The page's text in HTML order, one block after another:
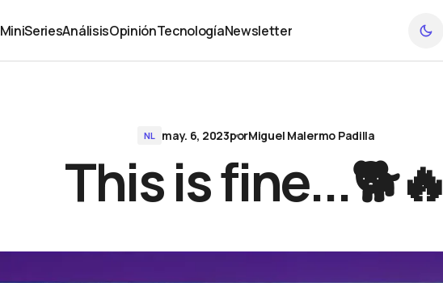
MiniSeriesAnálisisOpiniónTecnologíaNewsletter
NL may. 6, 2023porMiguel Malermo Padilla
This is fine...🐕🔥